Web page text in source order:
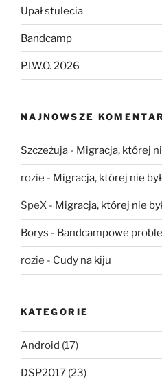
Upał stulecia
Bandcamp
P.I.W.O. 2026
NAJNOWSZE
Szczeżuja - Migracja, której
rozie - Migracja, której nie
SpeX - Migracja, której nie
Borys - Bandcampowe
rozie - Cudy na kiju
KATEGORIE
Android (17)
DSP2017 (23)